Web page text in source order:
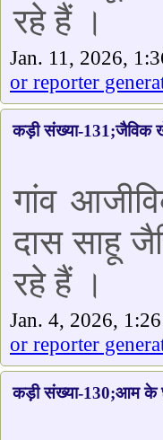
रहे हैं ।
Jan. 11, 2026,
or reporter
कड़ी संख्या-131;जैविक
गांव
दास साहू
रहे हैं ।
Jan. 4, 2026,
or reporter
कड़ी संख्या-130;आम के